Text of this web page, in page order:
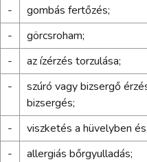
-
gombás fertőzés;
-
görcsroham;
-
az ízérzés torzulása;
-
szúró vagy bizsergő
bizsergés;
-
viszketés a hüvelyben
-
allergiás bőrgyulladás;